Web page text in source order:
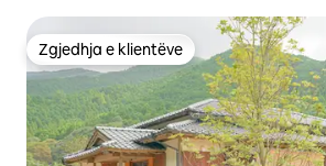
Zgjedhja e klientëve
Zgjedhja e klientëve